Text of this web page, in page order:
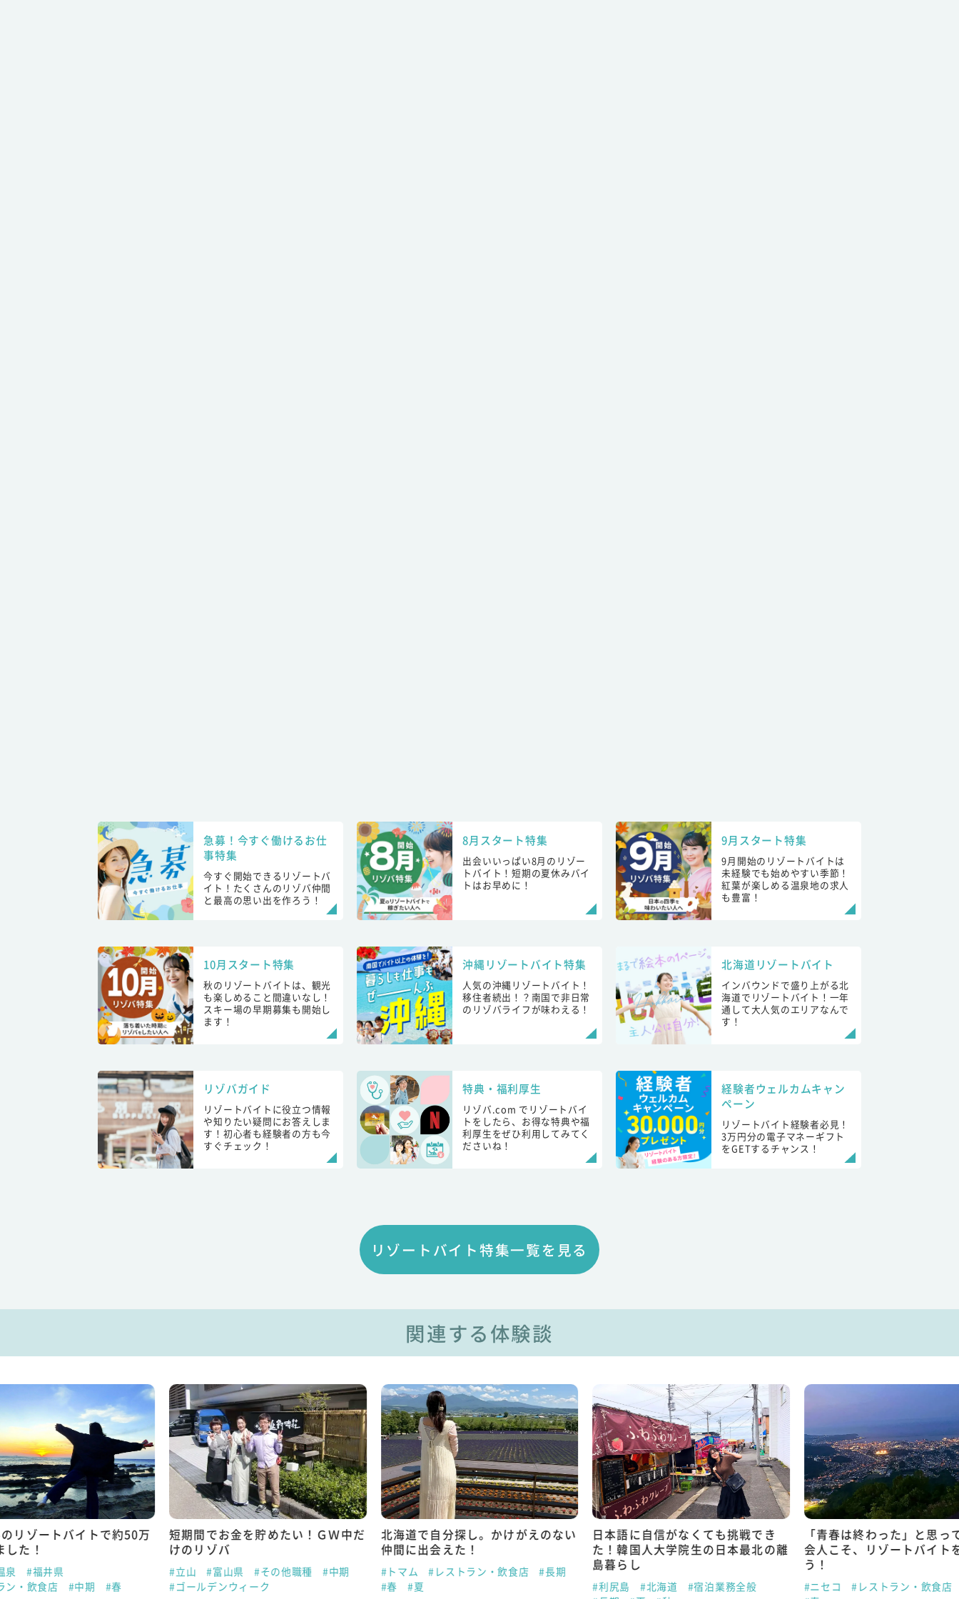
急募！今すぐ働けるお仕
事特集
今すぐ開始できるリゾートバ
イト！たくさんのリゾバ仲間
と最高の思い出を作ろう！
8月スタート特集
出会いいっぱい8月のリゾー
トバイト！短期の夏休みバイ
トはお早めに！
9月スタート特集
9月開始のリゾートバイトは
未経験でも始めやすい季節！
紅葉が楽しめる温泉地の求人
も豊富！
10月スタート特集
秋のリゾートバイトは、観光
も楽しめること間違いなし！
スキー場の早期募集も開始し
ます！
沖縄リゾートバイト特集
人気の沖縄リゾートバイト！
移住者続出！？南国で非日常
のリゾバライフが味わえる！
北海道リゾートバイト
インバウンドで盛り上がる北
海道でリゾートバイト！一年
通して大人気のエリアなんで
す！
リゾバガイド
リゾートバイトに役立つ情報
や知りたい疑問にお答えしま
す！初心者も経験者の方も今
すぐチェック！
特典・福利厚生
リゾバ.com でリゾートバイ
トをしたら、お得な特典や福
利厚生をぜひ利用してみてく
ださいね！
経験者ウェルカムキャン
ペーン
リゾートバイト経験者必見！
3万円分の電子マネーギフト
をGETするチャンス！
リゾートバイト特集一覧を見る
関連する体験談
リゾートバイトで約50万
した！
泉
#福井県
ン・飲食店
#中期 #春
短期間でお金を貯めたい！ＧＷ中だ
けのリゾバ
#立山 #富山県 #その他職種
#中期
#ゴールデンウィーク
北海道で自分探し。かけがえのない
仲間に出会えた！
#トマム #レストラン・飲食店
#長期
#春
#夏
日本語に自信がなくても挑戦でき
た！韓国人大学院生の日本最北の離
島暮らし
#利尻島 #北海道
#宿泊業務全般
「青春は終わった」と思っ
会人こそ、リゾートバイト
う！
#ニセコ
#レストラン・飲食店